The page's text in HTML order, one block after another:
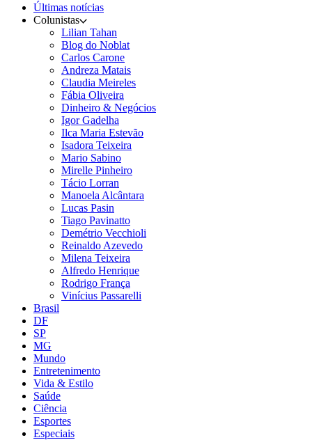
Últimas notícias
Colunistas
Lilian Tahan
Blog do Noblat
Carlos Carone
Andreza Matais
Claudia Meireles
Fábia Oliveira
Dinheiro & Negócios
Igor Gadelha
Ilca Maria Estevão
Isadora Teixeira
Mario Sabino
Mirelle Pinheiro
Tácio Lorran
Manoela Alcântara
Lucas Pasin
Tiago Pavinatto
Demétrio Vecchioli
Reinaldo Azevedo
Milena Teixeira
Alfredo Henrique
Rodrigo França
Vinícius Passarelli
Brasil
DF
SP
MG
Mundo
Entretenimento
Vida & Estilo
Saúde
Ciência
Esportes
Especiais